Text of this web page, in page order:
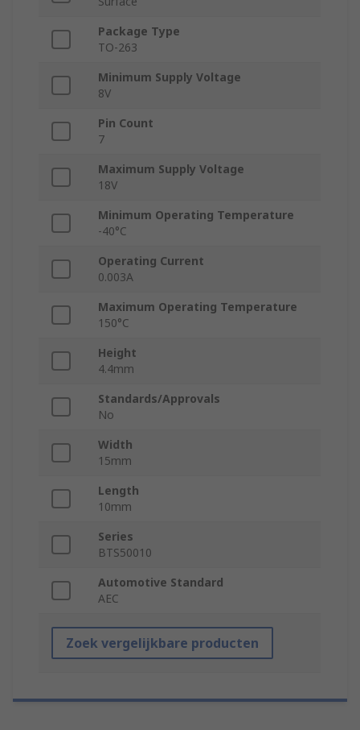
Package Type
TO-263
Minimum Supply Voltage
8V
Pin Count
7
Maximum Supply Voltage
18V
Minimum Operating Temperature
-40°C
Operating Current
0.003A
Maximum Operating Temperature
150°C
Height
4.4mm
Standards/Approvals
No
Width
15mm
Length
10mm
Series
BTS50010
Automotive Standard
AEC
Zoek vergelijkbare producten